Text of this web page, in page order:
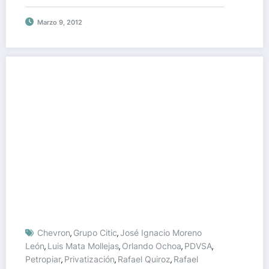
Marzo 9, 2012
Chevron, Grupo Citic,José Ignacio Moreno
León, Luis Mata Mollejas, Orlando Ochoa, PDVSA,
Petropiar, Privatización, Rafael Quiroz, Rafael